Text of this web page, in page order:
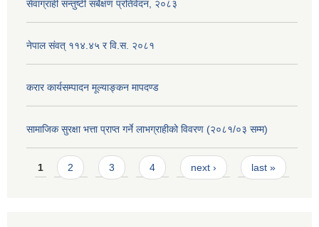
सेवाग्राही सन्तुष्टी सर्बेक्षण प्रतिवेदन, २०८३
नेपाल संवत् ११४.४५ र वि.स. २०८१
करार कार्यसम्पादन मूल्याङ्कन मापदण्ड
सामाजिक सुरक्षा भत्ता प्राप्त गर्ने लाभग्राहीको विवरण (२०८१/०३ सम्म)
Pages
1 2 3 4 next › last »